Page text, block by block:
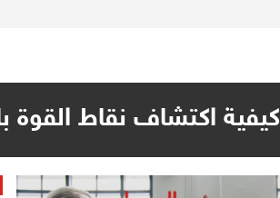
كيفية اكتشاف نقاط القوة